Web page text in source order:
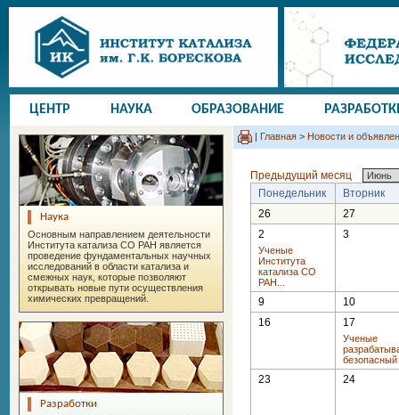
ЦЕНТР НАУКА ОБРАЗОВАНИЕ
Наука
Основным направлением деятельности
Института катализа СО РАН является
проведение фундаментальных научных
исследований в области катализа и
смежных наук, которые позволяют
открывать новые пути осуществления
химических превращений.
Разработки
| Главная > Новости и
Предыдущий месяц
Понедельник
Вторник
26
27
2
Ученые
Института
катализа СО
РАН...
3
9
10
16
17
Ученые
безопасный
23 24